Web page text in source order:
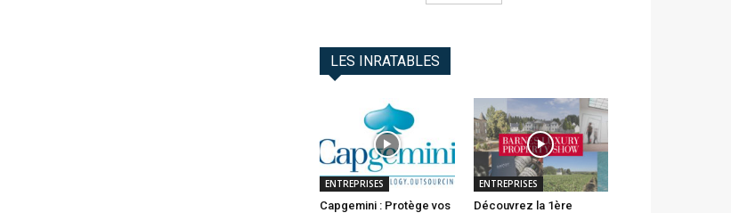
LES INRATABLES
ENTREPRISES
Capgemini : Protège vos
ENTREPRISES
Découvrez la 1ère